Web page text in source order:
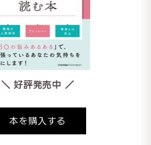
＼ 好評発売中 ／
本を購入する